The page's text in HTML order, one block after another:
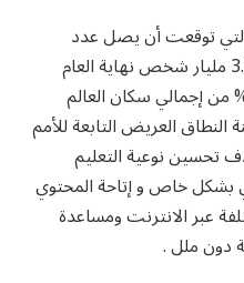
التي توقعت أن يصل عدد
مستخدمي الإنترنت عالمياً إلى 3.5 مليار شخص نهاية العام
2016 ، وهو ما يُمثل 47% من إجمالي سكان العالم
العريض التابعة للأمم
تحسين نوعية التعليم
بشكل خاص و إتاحة المحتوي
عبر الانترنت ومساعدة
دون ملل .